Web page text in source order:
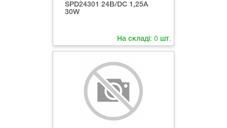
SPD24301 24В/DC 1,25А
30W
На складі: 0 шт.